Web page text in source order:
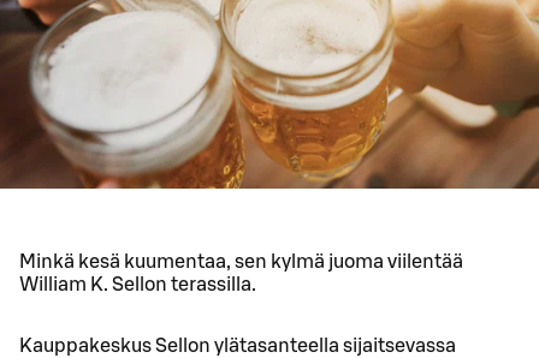
Minkä kesä kuumentaa, sen kylmä juoma viilentää
William K. Sellon terassilla.
Kauppakeskus Sellon ylätasanteella sijaitsevassa